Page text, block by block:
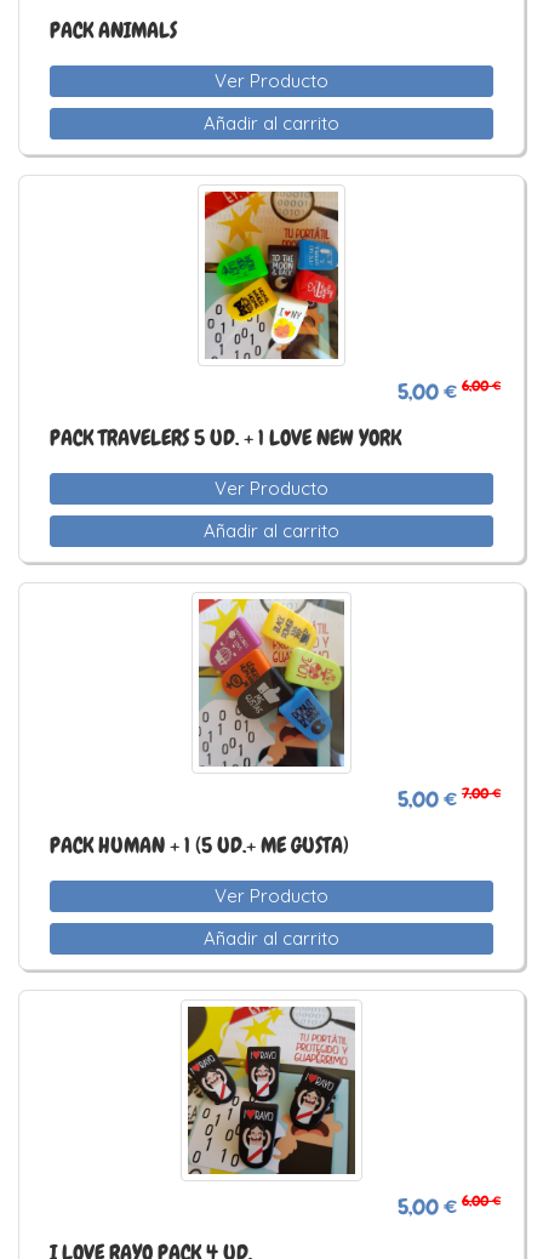
PACK ANIMALS
Ver Producto
Añadir al carrito
5,00 € 6,00 €
PACK TRAVELERS 5 UD. + 1 LOVE NEW YORK
Ver Producto
Añadir al carrito
5,00 € 7,00 €
PACK HUMAN + 1 (5 UD.+ ME GUSTA)
Ver Producto
Añadir al carrito
5,00 € 6,00 €
I LOVE RAYO PACK 4 UD.